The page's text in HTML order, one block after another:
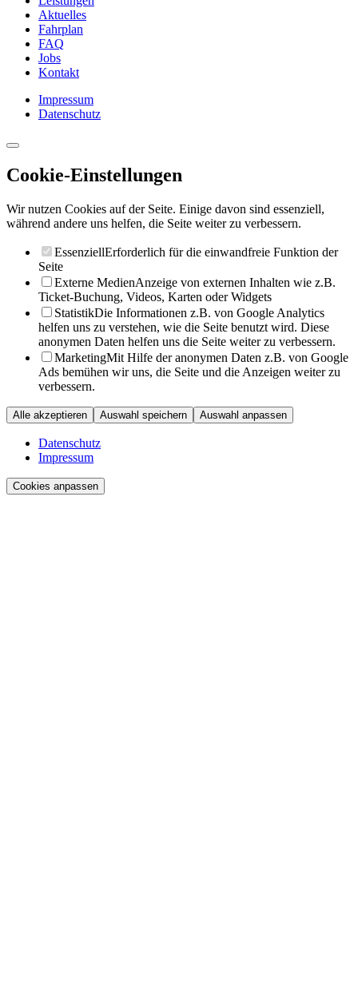
Aktuelles
Fahrplan
FAQ
Jobs
Kontakt
Impressum
Datenschutz
Cookie-Einstellungen
Wir nutzen Cookies auf der Seite. Einige davon sind essenziell,
während andere uns helfen, die Seite weiter zu verbessern.
EssenziellErforderlich für die einwandfreie Funktion der
Seite
Externe MedienAnzeige von externen Inhalten wie z.B.
Ticket-Buchung, Videos, Karten oder Widgets
StatistikDie Informationen z.B. von Google Analytics
helfen uns zu verstehen, wie die Seite benutzt wird. Diese
anonymen Daten helfen uns die Seite weiter zu verbessern.
MarketingMit Hilfe der anonymen Daten z.B. von Google
Ads bemühen wir uns, die Seite und die Anzeigen weiter zu
verbessern.
Alle akzeptieren Auswahl speichern Auswahl anpassen
Datenschutz
Impressum
Cookies anpassen